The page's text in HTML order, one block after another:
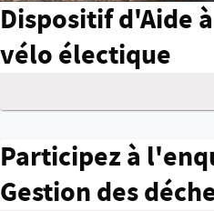
Dispositif d'Aide
vélo électique
Participez à
Gestion des